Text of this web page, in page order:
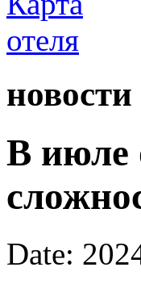
новости
В июле
Date: